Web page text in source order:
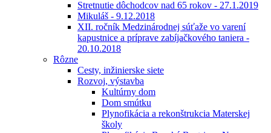
Stretnutie dôchodcov nad 65 rokov - 27.1.2019
Mikuláš - 9.12.2018
XII. ročník Medzinárodnej súťaže vo varení
kapustnice a príprave zabíjačkového taniera -
20.10.2018
Rôzne
Cesty, inžinierske siete
Rozvoj, výstavba
Kultúrny dom
Dom smútku
Plynofikácia a rekonštrukcia Materskej
školy